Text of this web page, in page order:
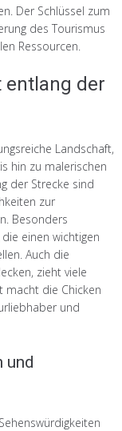
Der Schlüssel zum
des Tourismus
Ressourcen.
entlang der
Landschaft,
hin zu malerischen
der Strecke sind
zur
Besonders
einen wichtigen
Auch die
zieht viele
macht die Chicken
und
und